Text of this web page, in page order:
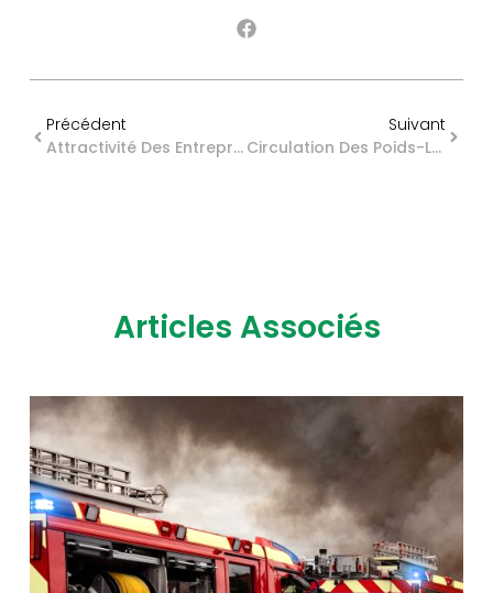
Précédent
Attractivité Des Entreprises Françaises : Des Mesures Pratiques Pour Attirer Les Investisseurs
Suivant
Circulation Des Poids-Lourds : Les Restrictions De 2026
Articles Associés